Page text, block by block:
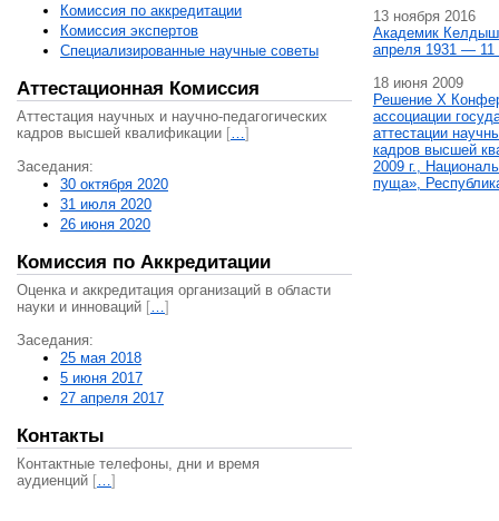
Комиссия по аккредитации
Комиссия экспертов
Специализированные научные советы
Аттестационная Комиссия
Аттестация научных и научно-педагогических
кадров высшей квалификации […]
Заседания:
30 октября 2020
31 июля 2020
26 июня 2020
Комиссия по Аккредитации
Оценка и аккредитация организаций в области
науки и инноваций […]
Заседания:
25 мая 2018
5 июня 2017
27 апреля 2017
Контакты
Контактные телефоны, дни и время
аудиенций […]
13 ноября 2016
Академик
апреля 1931 — 11
18 июня 2009
Решение X
ассоциации
аттестации
кадров высшей
2009 г.,
пуща»,